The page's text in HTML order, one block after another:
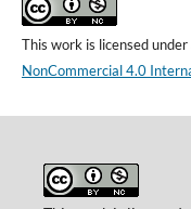
This work is licensed under
NonCommercial 4.0